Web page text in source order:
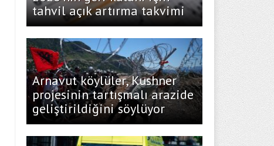
tahvil açık artırma takvimi
Arnavut köylüler, Kushner
projesinin tartışmalı arazide
geliştirildiğini söylüyor